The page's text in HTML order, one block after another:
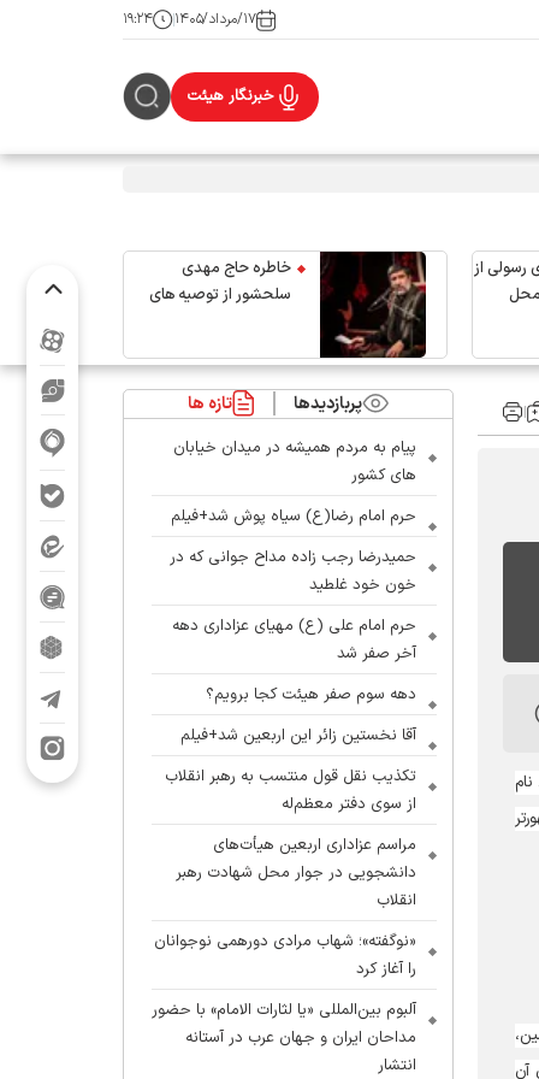
۱۷/مرداد/۱۴۰۵ ۱۹:۲۴
خبرنگار هیئت
رسولی از
خاطره حاج مهدی
سلحشور از توصیه های
شد. نام
آن
پربازدیدها تازه ها
پیام به مردم همیشه در میدان خیابان
های کشور
حرم امام رضا(ع) سیاه پوش شد+فیلم
حمیدرضا رجب زاده مداح جوانی که در
خون خود غلطید
حرم امام علی (ع) مهیای عزاداری دهه
آخر صفر شد
دهه سوم صفر هیئت کجا برویم؟
آقا نخستین زائر این اربعین شد+فیلم
تکذیب نقل قول منتسب به رهبر انقلاب
از سوی دفتر معظم‌له
مراسم عزاداری اربعین هیأت‌های
دانشجویی در جوار محل شهادت رهبر
انقلاب
«نوگفته»؛ شهاب مرادی دورهمی نوجوانان
را آغاز کرد
آلبوم بین‌المللی «یا لثارات الامام» با حضور
مداحان ایران و جهان عرب در آستانه
انتشار